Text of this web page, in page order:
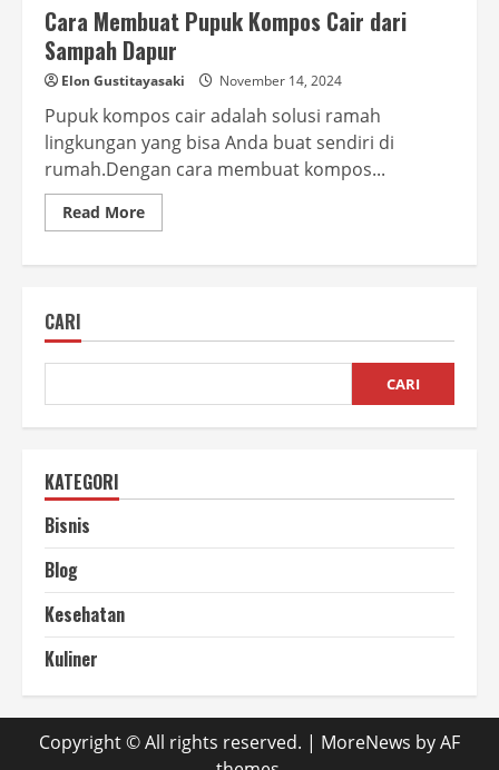
Cara Membuat Pupuk Kompos Cair dari
Sampah Dapur
Elon Gustitayasaki November 14, 2024
Pupuk kompos cair adalah solusi ramah
lingkungan yang bisa Anda buat sendiri di
rumah.Dengan cara membuat kompos...
Read MoreRead
more
dari
Dapur
CARI
CARI
KATEGORI
Bisnis
Blog
Kesehatan
Kuliner
Copyright © All rights reserved. | MoreNews by AF